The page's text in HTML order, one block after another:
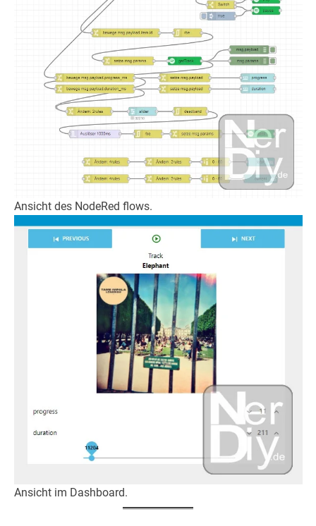
Ansicht des NodeRed flows.
Ansicht im Dashboard.